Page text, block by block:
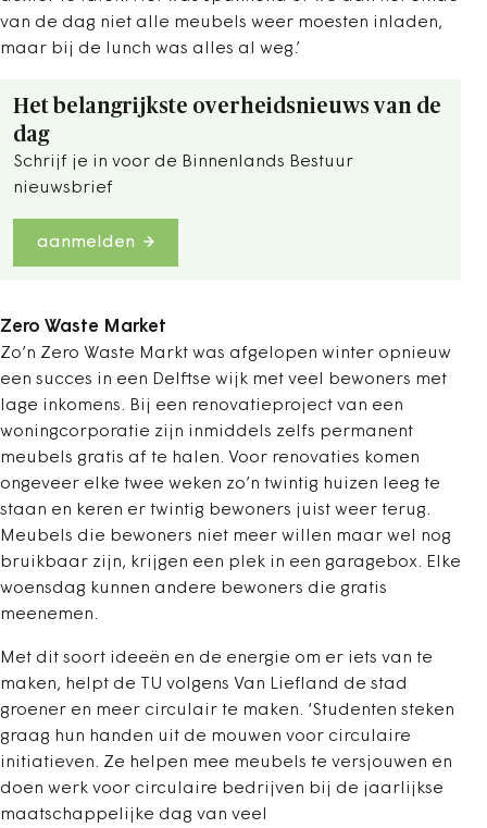
van de dag niet alle meubels weer moesten inladen,
maar bij de lunch was alles al weg.’
Het belangrijkste overheidsnieuws van de
dag
Schrijf je in voor de Binnenlands Bestuur
nieuwsbrief
aanmelden
Zero Waste Market
Zo’n Zero Waste Markt was afgelopen winter opnieuw
een succes in een Delftse wijk met veel bewoners met
lage inkomens. Bij een renovatieproject van een
woningcorporatie zijn inmiddels zelfs permanent
meubels gratis af te halen. Voor renovaties komen
ongeveer elke twee weken zo’n twintig huizen leeg te
staan en keren er twintig bewoners juist weer terug.
Meubels die bewoners niet meer willen maar wel nog
bruikbaar zijn, krijgen een plek in een garagebox. Elke
woensdag kunnen andere bewoners die gratis
meenemen.
Met dit soort ideeën en de energie om er iets van te
maken, helpt de TU volgens Van Liefland de stad
groener en meer circulair te maken. ‘Studenten steken
graag hun handen uit de mouwen voor circulaire
initiatieven. Ze helpen mee meubels te versjouwen en
doen werk voor circulaire bedrijven bij de jaarlijkse
maatschappelijke dag van veel